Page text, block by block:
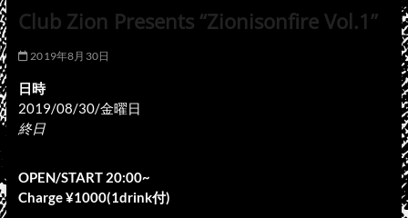
Club Zion Presents “Zionisonfire Vol.1”
2019年8月30日
日時
2019/08/30/金曜日
終日
OPEN/START 20:00~
Charge ¥1000(1drink付)